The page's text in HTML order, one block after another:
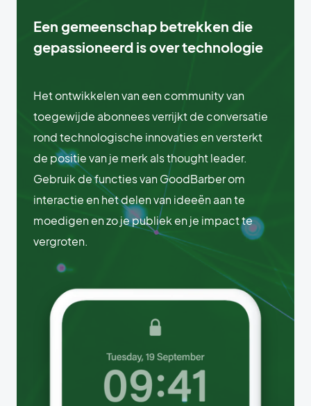
Een gemeenschap betrekken die
gepassioneerd is over technologie
Het ontwikkelen van een community van
toegewijde abonnees verrijkt de conversatie
rond technologische innovaties en versterkt
de positie van je merk als thought leader.
Gebruik de functies van GoodBarber om
interactie en het delen van ideeën aan te
moedigen en zo je publiek en je impact te
vergroten.